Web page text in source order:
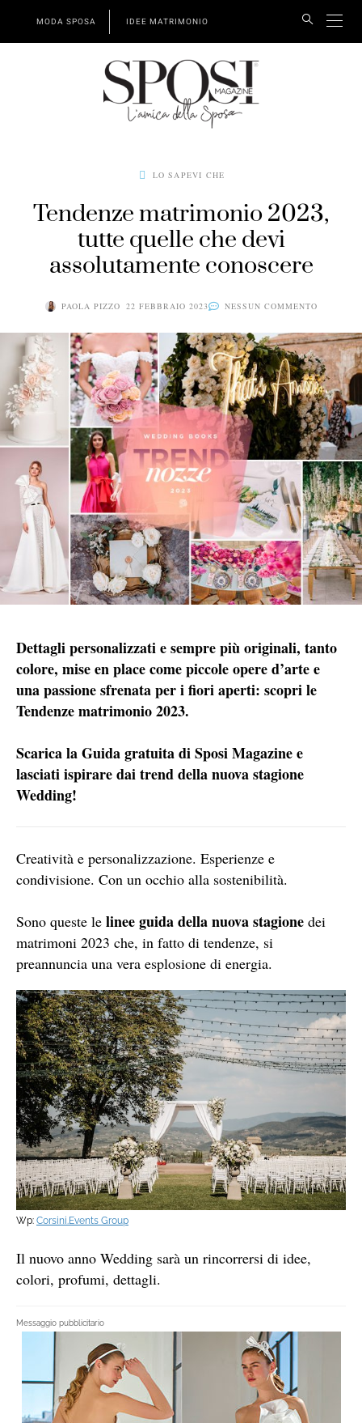
MODA SPOSA IDEE MATRIMONIO
LO SAPEVI CHE
Tendenze matrimonio 2023,
tutte quelle che devi
assolutamente conoscere
PAOLA PIZZO 22 FEBBRAIO 2023 NESSUN COMMENTO
Dettagli personalizzati e sempre più originali, tanto
colore, mise en place come piccole opere d’arte e
una passione sfrenata per i fiori aperti: scopri le
Tendenze matrimonio 2023.
Scarica la Guida gratuita di Sposi Magazine e
lasciati ispirare dai trend della nuova stagione
Wedding!
Creatività e personalizzazione. Esperienze e
condivisione. Con un occhio alla sostenibilità.
Sono queste le linee guida della nuova stagione dei
matrimoni 2023 che, in fatto di tendenze, si
preannuncia una vera esplosione di energia.
Wp: Corsini.Events Group
Il nuovo anno Wedding sarà un rincorrersi di idee,
colori, profumi, dettagli.
Messaggio pubblicitario